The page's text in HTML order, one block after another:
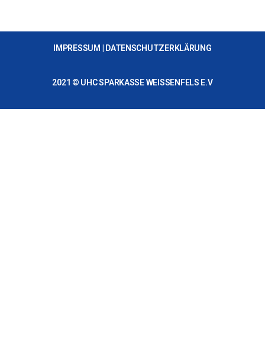
IMPRESSUM DATENSCHUTZERKLÄRUNG
2021 © UHC SPARKASSE WEISSENFELS E.V